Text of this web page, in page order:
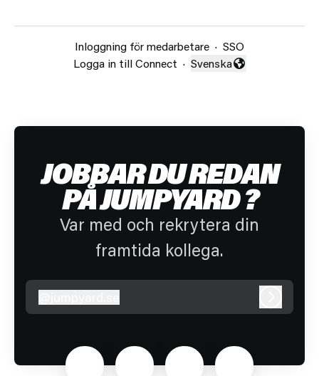
Inloggning för medarbetare · SSO
Logga in till Connect · Byt språk
Svenska
JOBBAR DU REDAN
PÅ JUMPYARD ?
Var med och rekrytera din
framtida kollega.
jumpyard.se